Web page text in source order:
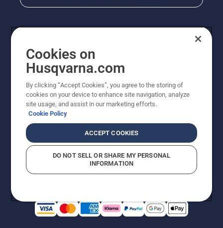
© Husqvarna AB (utgiver). Med enerett. Angitte priser
er veiledende priser. Alle oppgitte priser er veiledende
tilgjengelig for direkte kjøp.
PersonvernbetingelserImprint
Rapportering av mistanker om regelbruddÅpenhetsloven
Likestilling
Cookies on
Husqvarna.com
By clicking “Accept Cookies”, you agree to the storing of
cookies on your device to enhance site navigation, analyze
site usage, and assist in our marketing efforts.
Cookie Policy
ACCEPT COOKIES
DO NOT SELL OR SHARE MY PERSONAL
INFORMATION